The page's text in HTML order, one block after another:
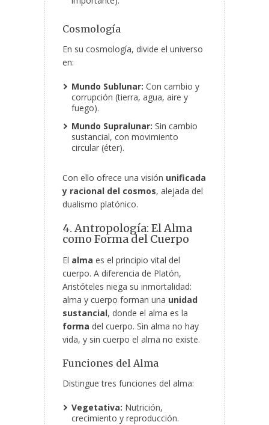
Cosmología
En su cosmología, divide el universo
en:
Mundo Sublunar: Con cambio y
corrupción (tierra, agua, aire y
fuego).
Mundo Supralunar: Sin cambio
sustancial, con movimiento
circular (éter).
Con ello ofrece una visión unificada
y racional del cosmos, alejada del
dualismo platónico.
4. Antropología: El Alma
como Forma del Cuerpo
El alma es el principio vital del
cuerpo. A diferencia de Platón,
Aristóteles niega su inmortalidad:
alma y cuerpo forman una unidad
sustancial, donde el alma es la
forma del cuerpo. Sin alma no hay
vida, y sin cuerpo el alma no existe.
Funciones del Alma
Distingue tres funciones del alma:
Vegetativa: Nutrición,
crecimiento y reproducción.